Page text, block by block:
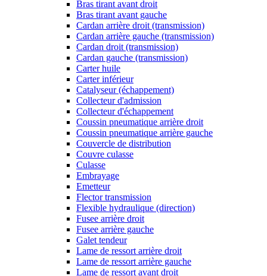
Bras tirant avant droit
Bras tirant avant gauche
Cardan arrière droit (transmission)
Cardan arrière gauche (transmission)
Cardan droit (transmission)
Cardan gauche (transmission)
Carter huile
Carter inférieur
Catalyseur (échappement)
Collecteur d'admission
Collecteur d'échappement
Coussin pneumatique arrière droit
Coussin pneumatique arrière gauche
Couvercle de distribution
Couvre culasse
Culasse
Embrayage
Emetteur
Flector transmission
Flexible hydraulique (direction)
Fusee arrière droit
Fusee arrière gauche
Galet tendeur
Lame de ressort arrière droit
Lame de ressort arrière gauche
Lame de ressort avant droit